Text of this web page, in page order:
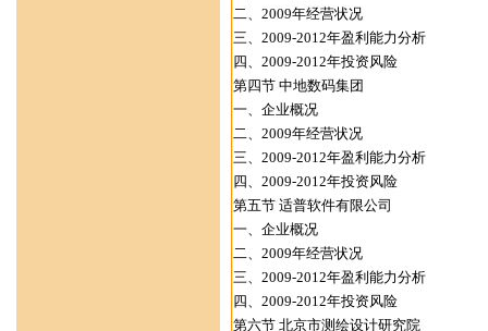
二、2009年经营状况
三、2009-2012年盈利能力分析
四、2009-2012年投资风险
第四节 中地数码集团
一、企业概况
二、2009年经营状况
三、2009-2012年盈利能力分析
四、2009-2012年投资风险
第五节 适普软件有限公司
一、企业概况
二、2009年经营状况
三、2009-2012年盈利能力分析
四、2009-2012年投资风险
第六节 北京市测绘设计研究院